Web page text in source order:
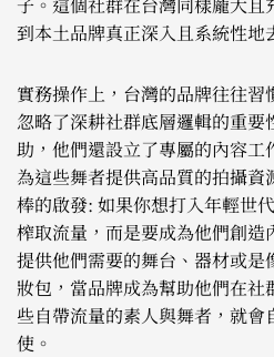
到本土品牌真正深入且系統性地
實務操作上，台灣的品牌往往
忽略了深耕社群底層邏輯的重
助，他們還設立了專屬的內容
為這些舞者提供高品質的拍攝
棒的啟發: 如果你想打入年輕世
榨取流量，而是要成為他們創
提供他們需要的舞台、器材或
妝包，當品牌成為幫助他們在
些自帶流量的素人與舞者，就
使。